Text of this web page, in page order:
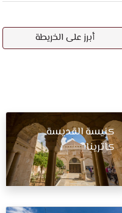
أبرز على الخريطة
كنيسة القديسة
كاترينا